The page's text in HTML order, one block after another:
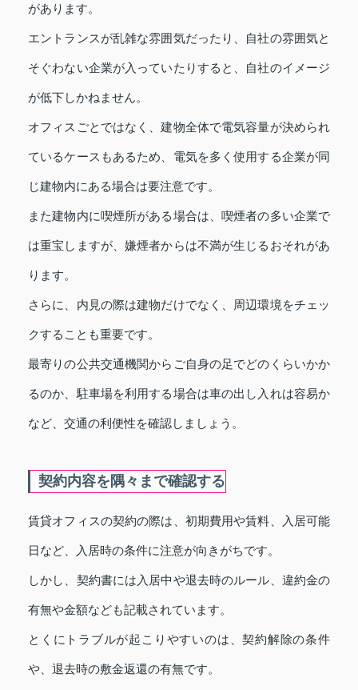
があります。
エントランスが乱雑な雰囲気だったり、自社の雰囲気と
そぐわない企業が入っていたりすると、自社のイメージ
が低下しかねません。
オフィスごとではなく、建物全体で電気容量が決められ
ているケースもあるため、電気を多く使用する企業が同
じ建物内にある場合は要注意です。
また建物内に喫煙所がある場合は、喫煙者の多い企業で
は重宝しますが、嫌煙者からは不満が生じるおそれがあ
ります。
さらに、内見の際は建物だけでなく、周辺環境をチェッ
クすることも重要です。
最寄りの公共交通機関からご自身の足でどのくらいかか
るのか、駐車場を利用する場合は車の出し入れは容易か
など、交通の利便性を確認しましょう。
契約内容を隅々まで確認する
賃貸オフィスの契約の際は、初期費用や賃料、入居可能
日など、入居時の条件に注意が向きがちです。
しかし、契約書には入居中や退去時のルール、違約金の
有無や金額なども記載されています。
とくにトラブルが起こりやすいのは、契約解除の条件
や、退去時の敷金返還の有無です。